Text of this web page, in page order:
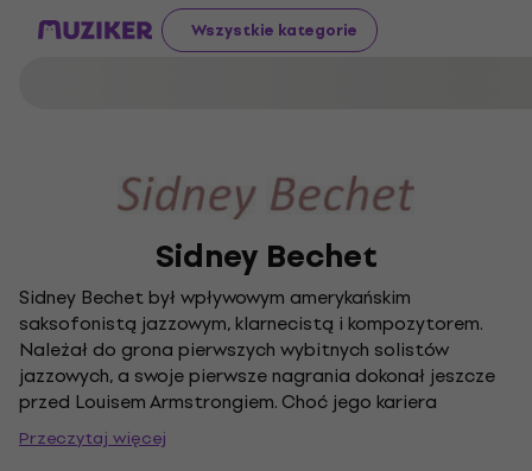
Wszystkie kategorie
Sidney Bechet
Sidney Bechet był wpływowym amerykańskim
saksofonistą jazzowym, klarnecistą i kompozytorem.
Należał do grona pierwszych wybitnych solistów
jazzowych, a swoje pierwsze nagrania dokonał jeszcze
przed Louisem Armstrongiem. Choć jego kariera
upłynęła pod znakiem burzliwej osobowości, pod koniec
lat 40. XX wieku zyskał międzynarodową sławę i spędził
Przeczytaj więcej